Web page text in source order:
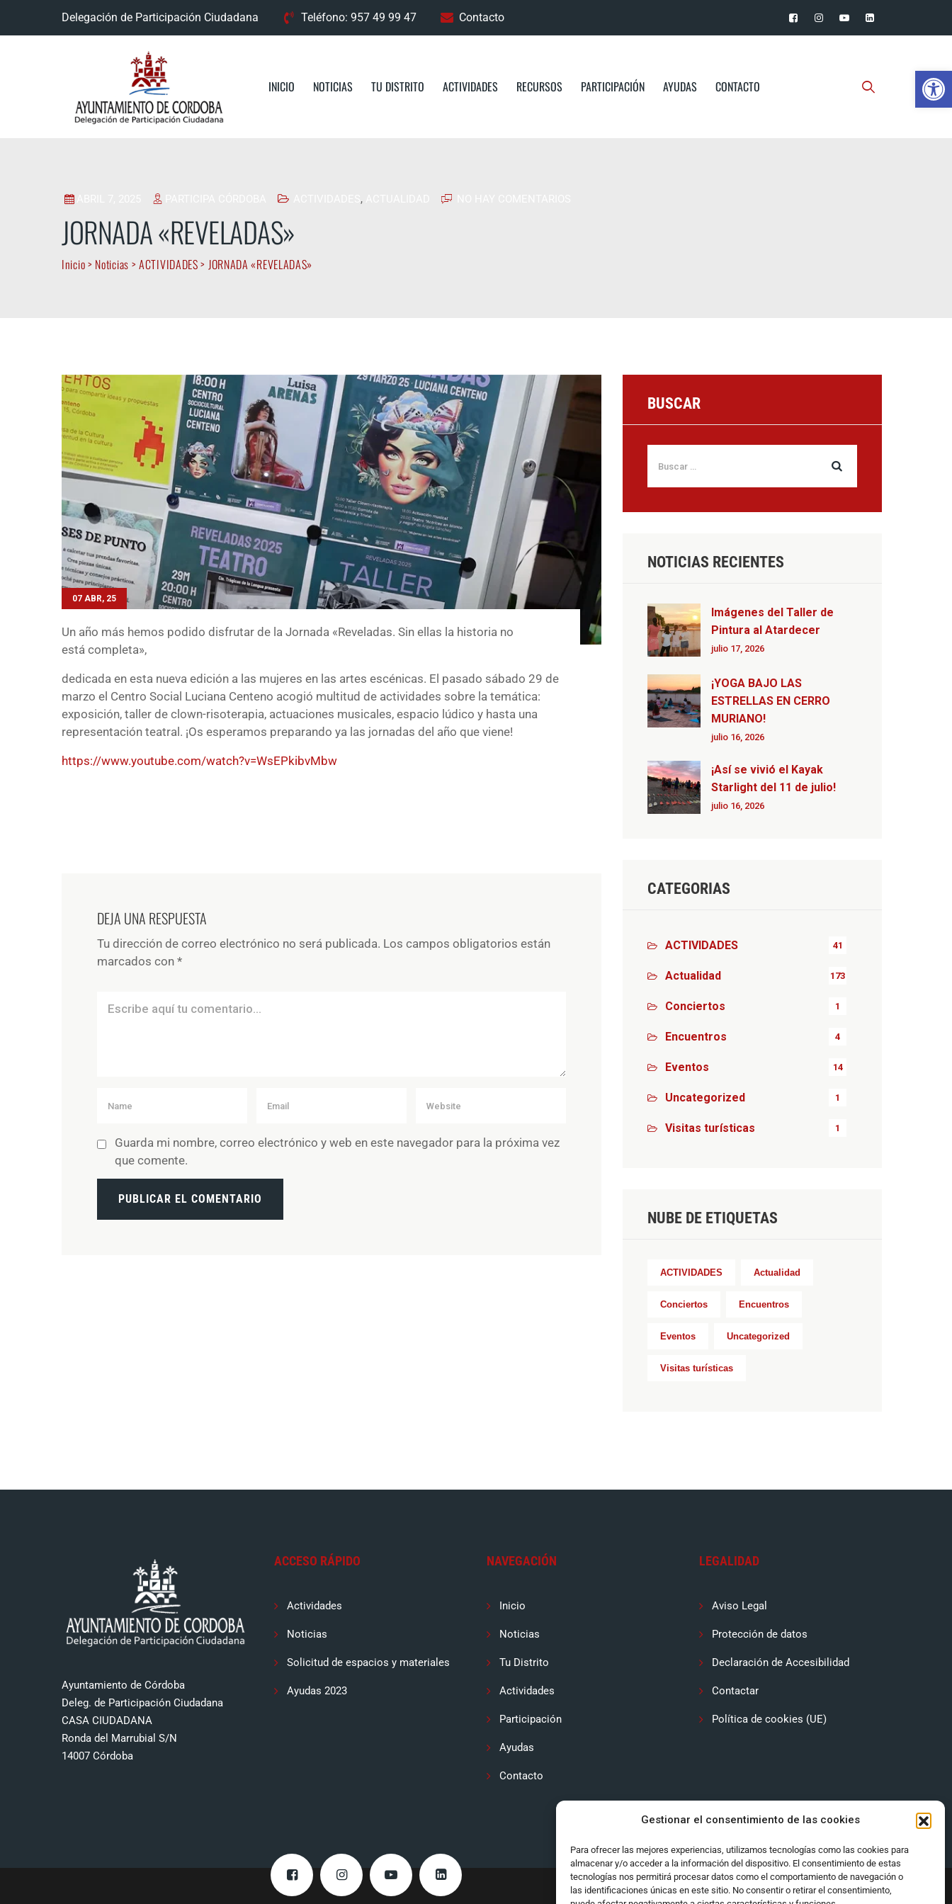
Gestionar el consentimiento de las cookies
Para ofrecer las mejores experiencias, utilizamos tecnologías como las cookies para
almacenar y/o acceder a la información del dispositivo. El consentimiento de estas
tecnologías nos permitirá procesar datos como el comportamiento de navegación o
las identificaciones únicas en este sitio. No consentir o retirar el consentimiento,
Delegación de Participación Ciudadana Teléfono: 957 49 99 47 Contacto
INICIO NOTICIAS TU DISTRITO ACTIVIDADES RECURSOS PARTICIPACIÓN AYUDAS CONTACTO
,
JORNADA «REVELADAS»
Inicio> Noticias >ACTIVIDADES> JORNADA «REVELADAS»
07 ABR, 25
Un año más hemos podido disfrutar de la Jornada «Reveladas. Sin ellas la historia no
está completa»,
dedicada en esta nueva edición a las mujeres en las artes escénicas. El pasado sábado 29 de
marzo el Centro Social Luciana Centeno acogió multitud de actividades sobre la temática:
exposición, taller de clown-risoterapia, actuaciones musicales, espacio lúdico y hasta una
representación teatral. ¡Os esperamos preparando ya las jornadas del año que viene!
https://www.youtube.com/watch?v=WsEPkibvMbw
DEJA UNA RESPUESTA
Tu dirección de correo electrónico no será publicada. Los campos obligatorios están
marcados con *
Guarda mi nombre, correo electrónico y web en este navegador para la próxima vez
que comente.
BUSCAR
NOTICIAS RECIENTES
Imágenes del Taller de
Pintura al Atardecer
julio 17, 2026
¡YOGA BAJO LAS
ESTRELLAS EN CERRO
MURIANO!
julio 16, 2026
¡Así se vivió el Kayak
Starlight del 11 de julio!
julio 16, 2026
CATEGORIAS
ACTIVIDADES 41
Actualidad 173
Conciertos 1
Encuentros 4
Eventos 14
Uncategorized 1
Visitas turísticas 1
NUBE DE ETIQUETAS
ACTIVIDADES Actualidad
Conciertos Encuentros
Eventos Uncategorized
Visitas turísticas
Ayuntamiento de Córdoba
Deleg. de Participación Ciudadana
CASA CIUDADANA
Ronda del Marrubial S/N
14007 Córdoba
ACCESO RÁPIDO
Actividades
Noticias
Solicitud de espacios y materiales
Ayudas 2023
NAVEGACIÓN
Inicio
Noticias
Tu Distrito
Actividades
Participación
Ayudas
Contacto
LEGALIDAD
Aviso Legal
Protección de datos
Declaración de Accesibilidad
Contactar
Política de cookies (UE)